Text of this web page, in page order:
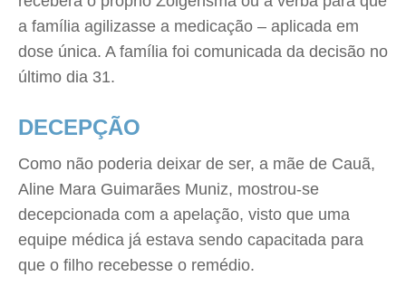
a família agilizasse a medicação – aplicada em
dose única. A família foi comunicada da decisão no
último dia 31.
DECEPÇÃO
Como não poderia deixar de ser, a mãe de Cauã,
Aline Mara Guimarães Muniz, mostrou-se
decepcionada com a apelação, visto que uma
equipe médica já estava sendo capacitada para
que o filho recebesse o remédio.